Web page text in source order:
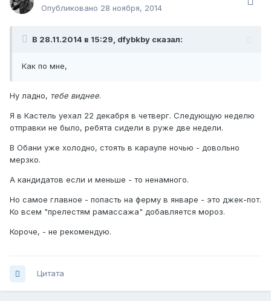
Опубликовано 28 ноября, 2014
В 28.11.2014 в 15:29, dfybkby сказал:
Как по мне,
Ну ладно, тебе виднее.
Я в Кастель уехал 22 декабря в четверг. Следующую неделю
отправки не было, ребята сидели в руже две недели.
В Обани уже холодно, стоять в карауле ночью - довольно
мерзко.
А кандидатов если и меньше - то ненамного.
Но самое главное - попасть на ферму в январе - это джек-пот.
Ко всем "прелестям рамассажа" добавляется мороз.
Короче, - не рекомендую.
Цитата